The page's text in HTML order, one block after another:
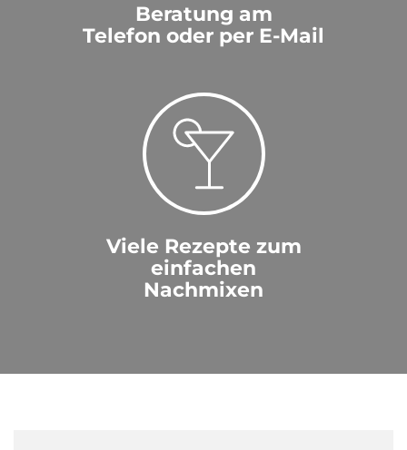
Beratung am
Telefon oder per E-Mail
Viele Rezepte zum
einfachen
Nachmixen